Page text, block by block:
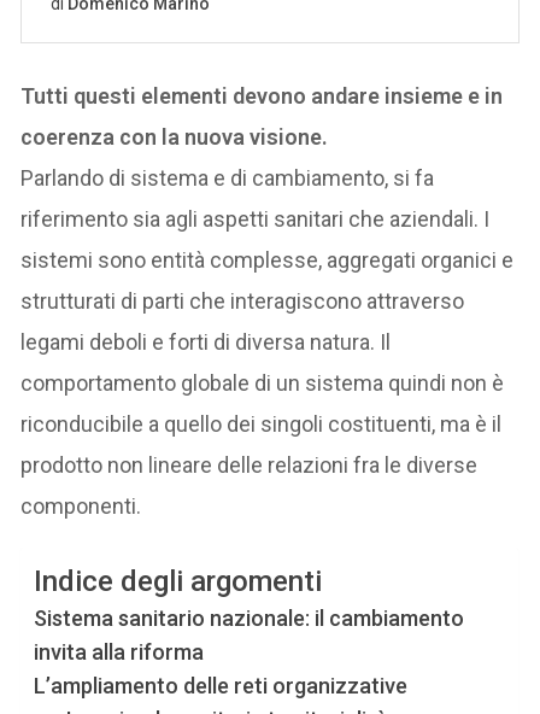
Tutti questi elementi devono andare insieme e in
coerenza con la nuova visione.
Parlando di sistema e di cambiamento, si fa
riferimento sia agli aspetti sanitari che aziendali. I
sistemi sono entità complesse, aggregati organici e
strutturati di parti che interagiscono attraverso
legami deboli e forti di diversa natura. Il
comportamento globale di un sistema quindi non è
riconducibile a quello dei singoli costituenti, ma è il
prodotto non lineare delle relazioni fra le diverse
componenti.
Indice degli argomenti
Sistema sanitario nazionale: il cambiamento
invita alla riforma
L’ampliamento delle reti organizzative